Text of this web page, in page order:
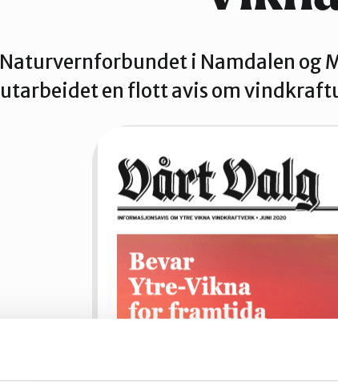
Naturvernforbundet i Namdalen og
utarbeidet en flott avis om